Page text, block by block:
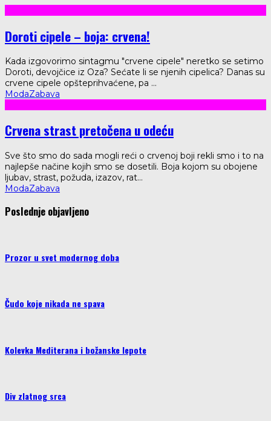
Doroti cipele – boja: crvena!
Kada izgovorimo sintagmu "crvene cipele" neretko se setimo
Doroti, devojčice iz Oza? Sećate li se njenih cipelica? Danas su
crvene cipele opšteprihvaćene, pa ...
ModaZabava
Crvena strast pretočena u odeću
Sve što smo do sada mogli reći o crvenoj boji rekli smo i to na
najlepše načine kojih smo se dosetili. Boja kojom su obojene
ljubav, strast, požuda, izazov, rat...
ModaZabava
Poslednje objavljeno
Prozor u svet modernog doba
Čudo koje nikada ne spava
Kolevka Mediterana i božanske lepote
Div zlatnog srca